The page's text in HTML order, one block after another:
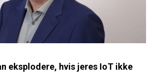
eksplodere, hvis jeres IoT ikke